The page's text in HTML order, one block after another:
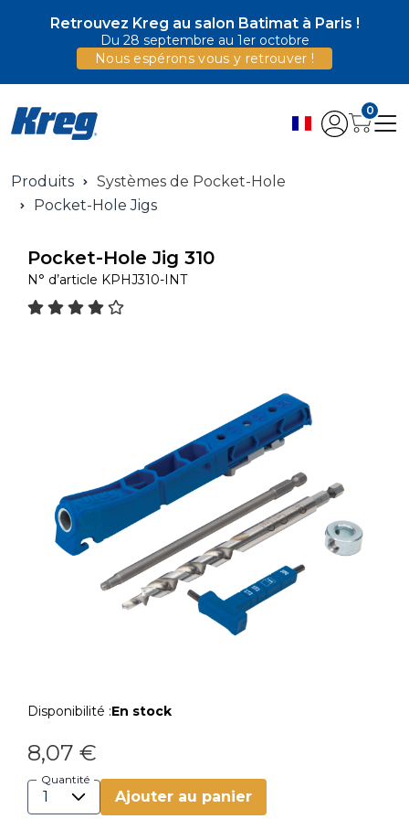
Retrouvez Kreg au salon Batimat à Paris !
Du 28 septembre au 1er octobre
Nous espérons vous y retrouver !
0
Produits
Systèmes de Pocket-Hole
Pocket-Hole Jigs
Pocket-Hole Jig 310
N° d’article KPHJ310-INT
Disponibilité :En stock
8,07 €
Quantité
Ajouter au panier